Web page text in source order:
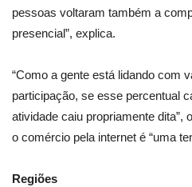
pessoas voltaram também a
presencial”, explica.
“Como a gente está lidando com
participação, se esse percentual
atividade caiu propriamente dita”,
o comércio pela internet é “uma
Regiões